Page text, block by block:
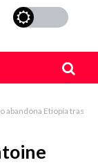
abandona Etiopía tras